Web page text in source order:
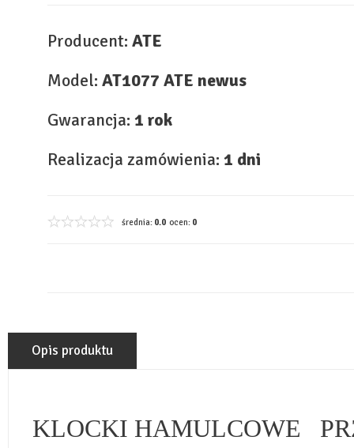
Producent: ATE
Model: AT1077 ATE newus
Gwarancja: 1 rok
Realizacja zamówienia: 1 dni
średnia: 0.0 ocen: 0
Opis produktu
KLOCKI HAMULCOWE